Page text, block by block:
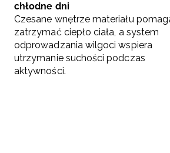
chłodne dni
Czesane wnętrze materiału
zatrzymać ciepło ciała, a system
odprowadzania wilgoci wspiera
utrzymanie suchości podczas
aktywności.